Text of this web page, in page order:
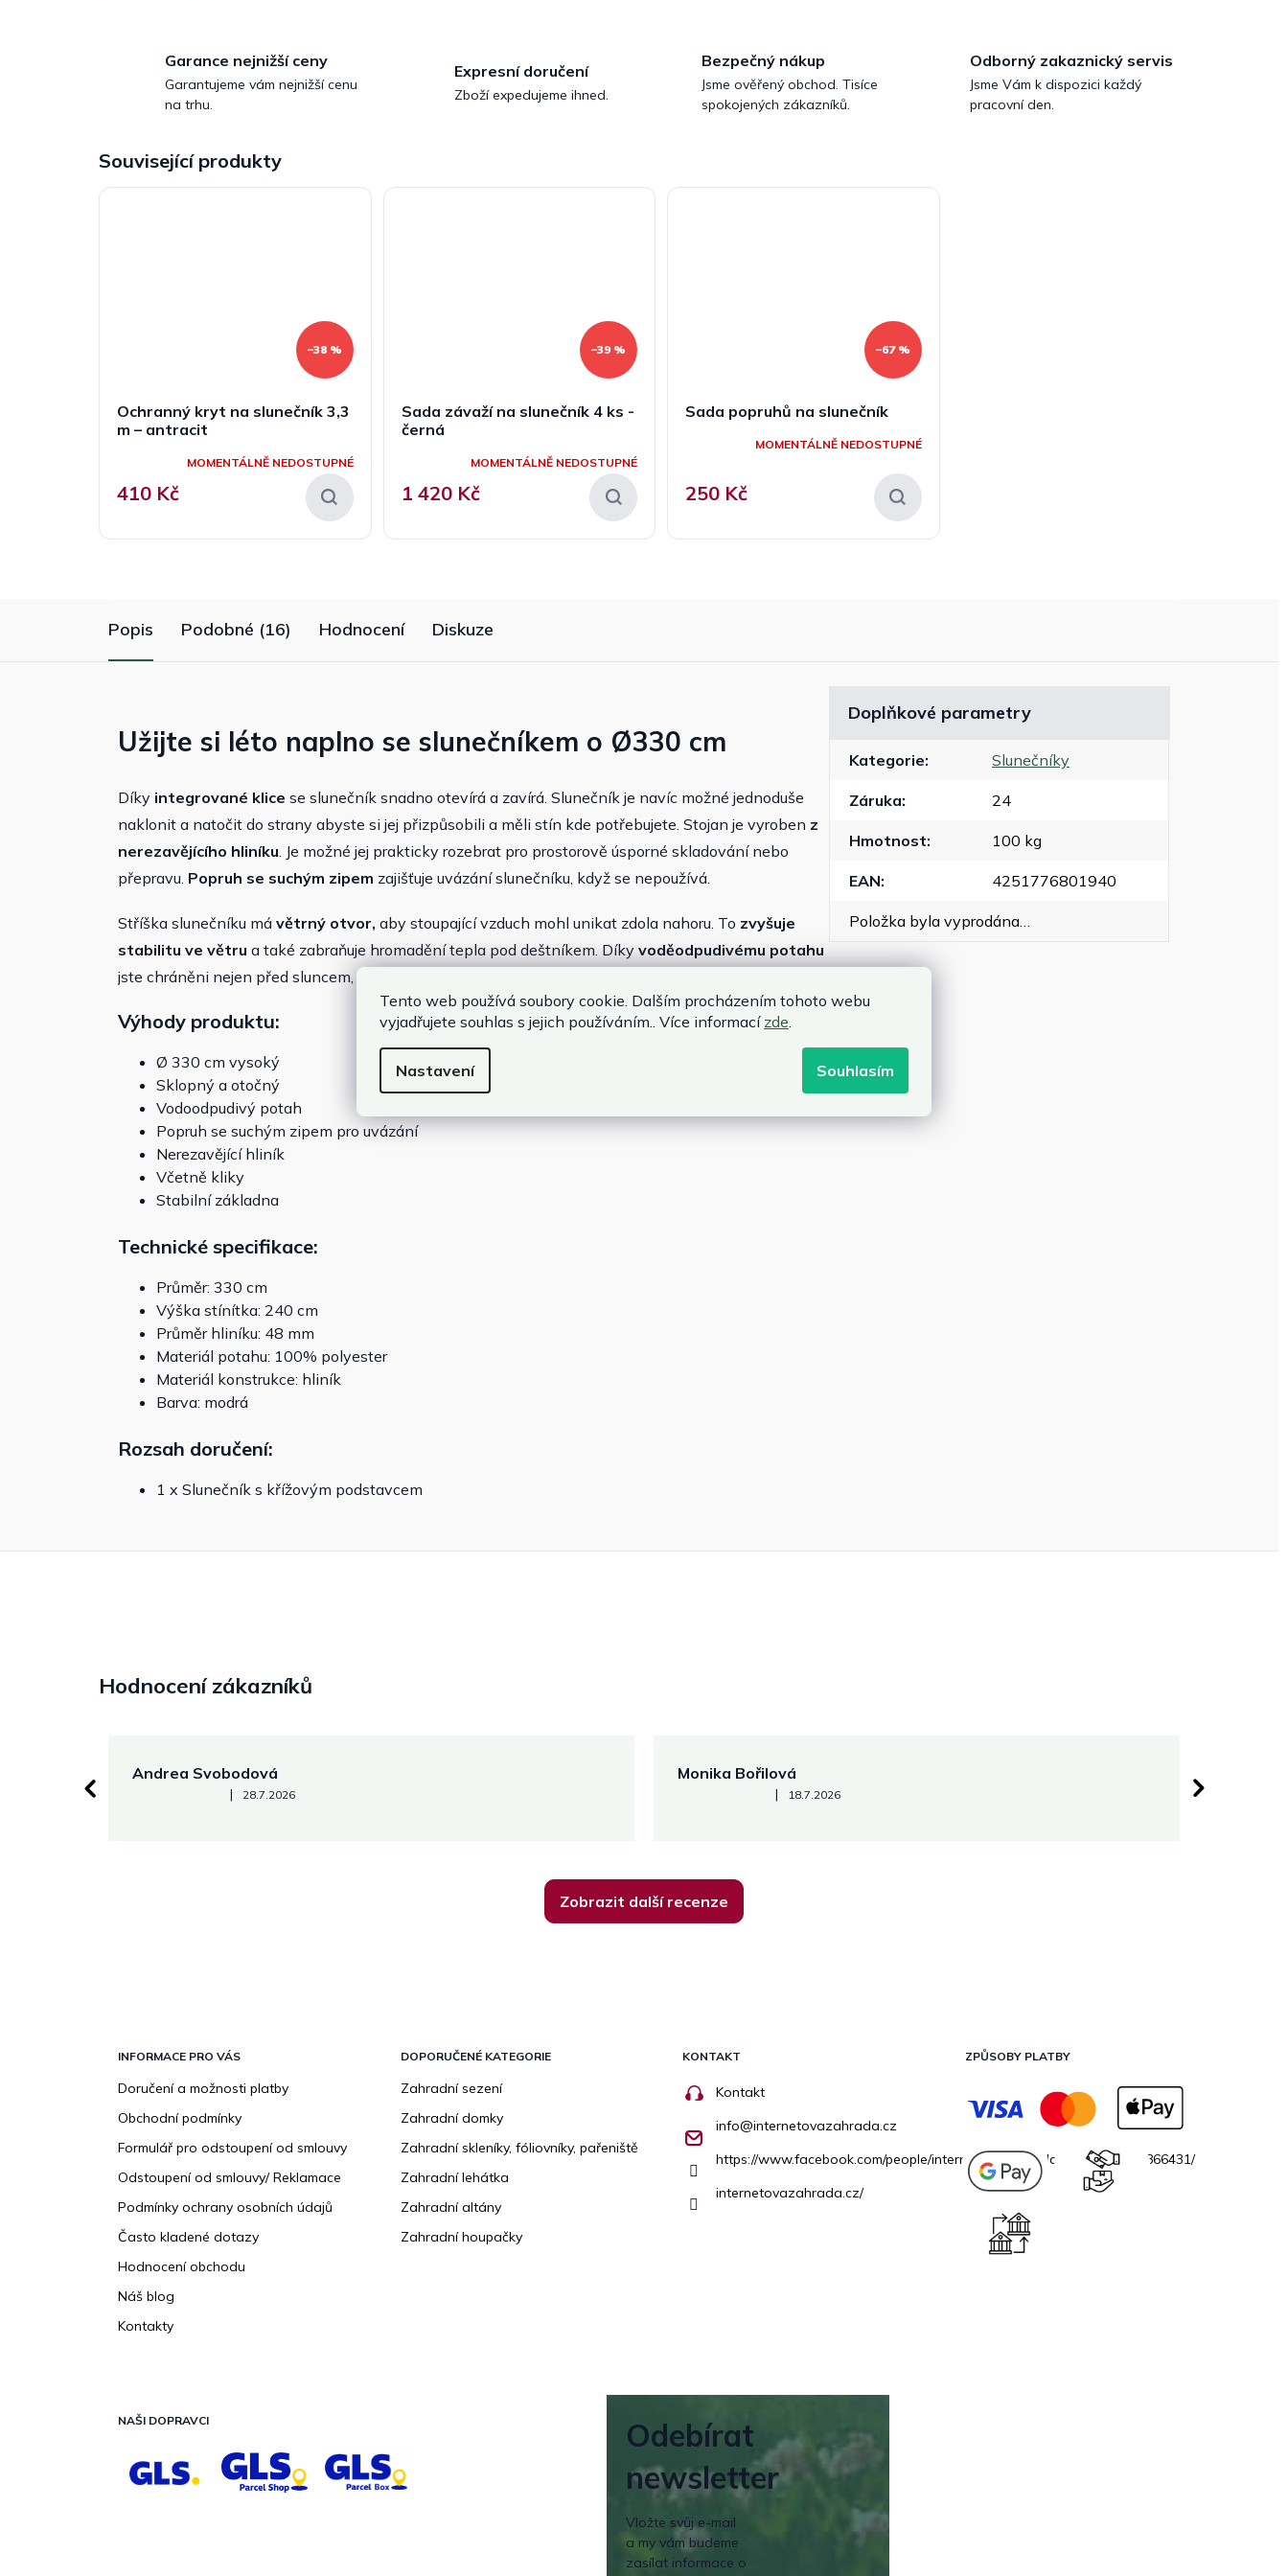
Tento web používá soubory cookie. Dalším procházením tohoto webu
vyjadřujete souhlas s jejich používáním.. Více informací zde
Nastavení Souhlasím
Garance nejnižší ceny
Garantujeme vám nejnižší cenu
na trhu.
Expresní doručení
Zboží expedujeme ihned.
Bezpečný nákup
Jsme ověřený obchod. Tisíce
spokojených zákazníků.
Odborný zakaznický servis
Jsme Vám k dispozici každý
pracovní den.
Související produkty
–38 %
Ochranný kryt na slunečník 3,3
m – antracit
MOMENTÁLNĚ NEDOSTUPNÉ
410 Kč
–39 %
Sada závaží na slunečník 4 ks -
černá
MOMENTÁLNĚ NEDOSTUPNÉ
1 420 Kč
–67 %
Sada popruhů na slunečník
MOMENTÁLNĚ NEDOSTUPNÉ
250 Kč
Popis Podobné (16) Hodnocení Diskuze
Užijte si léto naplno se slunečníkem o Ø330 cm
Díky integrované klice se slunečník snadno otevírá a zavírá. Slunečník je navíc možné jednoduše
naklonit a natočit do strany abyste si jej přizpůsobili a měli stín kde potřebujete. Stojan je vyroben z
nerezavějícího hliníku . Je možné jej prakticky rozebrat pro prostorově úsporné skladování nebo
přepravu. Popruh se suchým zipem zajišťuje uvázání slunečníku, když se nepoužívá.
Stříška slunečníku má větrný otvor, aby stoupající vzduch mohl unikat zdola nahoru. To zvyšuje
stabilitu ve větru a také zabraňuje hromadění tepla pod deštníkem. Díky voděodpudivému potahu
jste chráněni nejen před sluncem, ale také lehkým letním mrholením.
Výhody produktu:
Ø 330 cm vysoký
Sklopný a otočný
Vodoodpudivý potah
Popruh se suchým zipem pro uvázání
Nerezavějící hliník
Včetně kliky
Stabilní základna
Technické specifikace:
Průměr: 330 cm
Výška stínítka: 240 cm
Průměr hliníku: 48 mm
Materiál potahu: 100% polyester
Materiál konstrukce: hliník
Barva: modrá
Rozsah doručení:
1 x Slunečník s křížovým podstavcem
Doplňkové parametry
Kategorie: Slunečníky
Záruka: 24
Hmotnost: 100 kg
EAN: 4251776801940
Položka byla vyprodána…
Hodnocení zákazníků
Andrea Svobodová
Hodnocení obchodu je 5 z 5 hvězdiček.
| 28.7.2026
Monika Bořilová
Hodnocení obchodu je 5 z 5 hvězdiček.
| 18.7.2026
Zobrazit další recenze
INFORMACE PRO VÁS
Doručení a možnosti platby
Obchodní podmínky
Formulář pro odstoupení od smlouvy
Odstoupení od smlouvy/ Reklamace
Podmínky ochrany osobních údajů
Často kladené dotazy
Hodnocení obchodu
Náš blog
Kontakty
DOPORUČENÉ KATEGORIE
Zahradní sezení
Zahradní domky
Zahradní skleníky, fóliovníky, pařeniště
Zahradní lehátka
Zahradní altány
Zahradní houpačky
KONTAKT
Kontakt
info@internetovazahrada.cz
https://www.facebook.com/people/internetovazahradacz/100069706866431/
internetovazahrada.cz/
ZPŮSOBY PLATBY
NAŠI DOPRAVCI
Odebírat
newsletter
Vložte svůj e-mail
a my vám budeme
zasílat informace o